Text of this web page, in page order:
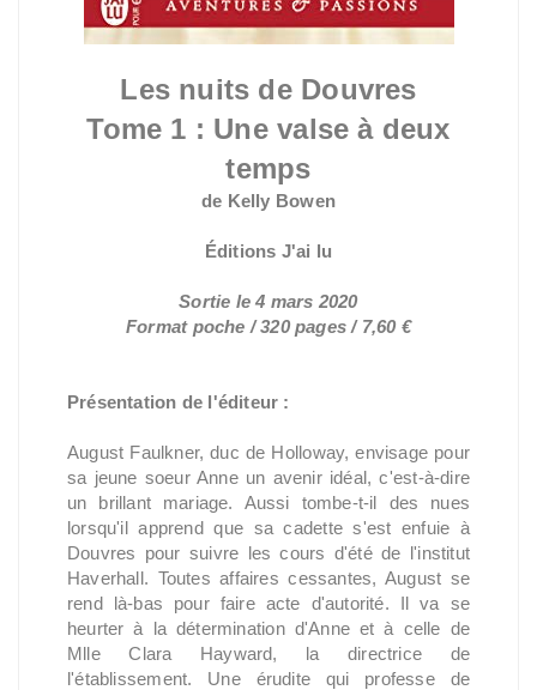
Les nuits de Douvres
Tome 1 : Une valse à deux
temps
de Kelly Bowen
Éditions J'ai lu
Sortie le 4 mars 2020
Format poche / 320 pages / 7,60 €
Présentation de l'éditeur :
August Faulkner, duc de Holloway, envisage pour
sa jeune soeur Anne un avenir idéal, c'est-à-dire
un brillant mariage. Aussi tombe-t-il des nues
lorsqu'il apprend que sa cadette s'est enfuie à
Douvres pour suivre les cours d'été de l'institut
Haverhall. Toutes affaires cessantes, August se
rend là-bas pour faire acte d'autorité. Il va se
heurter à la détermination d'Anne et à celle de
Mlle Clara Hayward, la directrice de
l'établissement. Une érudite qui professe de